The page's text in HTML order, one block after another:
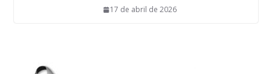
17 de abril de 2026